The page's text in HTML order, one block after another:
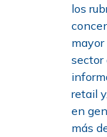
los
sector
retail
en
más